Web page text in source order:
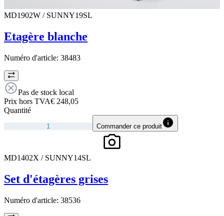
MD1902W / SUNNY19SL
Etagère blanche
Numéro d'article: 38483
Pas de stock local
Prix hors TVA€ 248,05
Quantité
Commander ce produit
MD1402X / SUNNY14SL
Set d'étagères grises
Numéro d'article: 38536